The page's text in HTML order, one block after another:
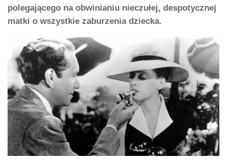
polegającego na obwinianiu nieczułej, despotycznej
matki o wszystkie zaburzenia dziecka.